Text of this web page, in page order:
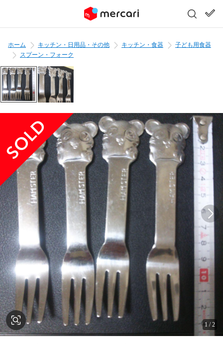
ホーム キッチン・日用品・その他 キッチン・食器
子ども用食器
スプーン・フォーク
1 /2